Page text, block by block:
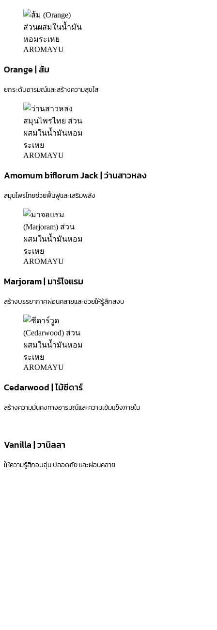
Orange | ส้ม
ยกระดับอารมณ์และสร้างความสุขใส
Amomum biflorum Jack | ว่านสาวหลง
สมุนไพรไทยช่วยฟื้นฟูและเสริมพลัง
Marjoram | มาร์โจแรม
สร้างบรรยากาศผ่อนคลายและช่วยให้รู้สึกสงบ
Cedarwood | ไม้ซีดาร์
สร้างความมั่นคงทางอารมณ์และความเข้มแข็งภายใน
Vanilla | วานิลลา
ให้ความรู้สึกอบอุ่น ปลอดภัย และผ่อนคลาย